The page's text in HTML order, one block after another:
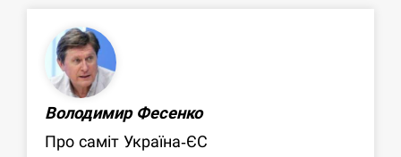
Володимир Фесенко
Про саміт Україна-ЄС